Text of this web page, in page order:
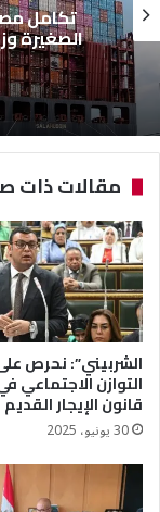
تكامل
الصغيرة
مقالات ذات
الشربيني”: نحرص
التوازن الاجتماعي
قانون الإيجار القديم
30 يونيو، 2025